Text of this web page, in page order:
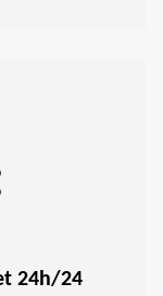
24h/24